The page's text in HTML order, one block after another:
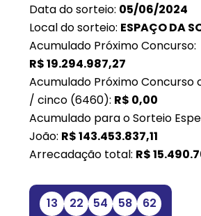
Data do sorteio: 05/06/2024
Local do sorteio: ESPAÇO DA
Acumulado Próximo Concurso:
R$19.294.987,27
Acumulado Próximo Concurso
/ cinco (6460): R$ 0,00
Acumulado para o Sorteio
João: R$143.453.837,11
Arrecadação total: R$
13 22 54 58 62